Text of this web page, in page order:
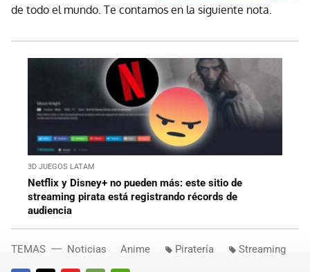
de todo el mundo. Te contamos en la siguiente nota.
3D JUEGOS LATAM
Netflix y Disney+ no pueden más: este sitio de
streaming pirata está registrando récords de
audiencia
TEMAS Noticias Anime Piratería Streaming